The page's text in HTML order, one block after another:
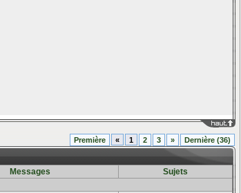
____
Première
« 1 2 3 » Dernière (36)
Messages
Sujets